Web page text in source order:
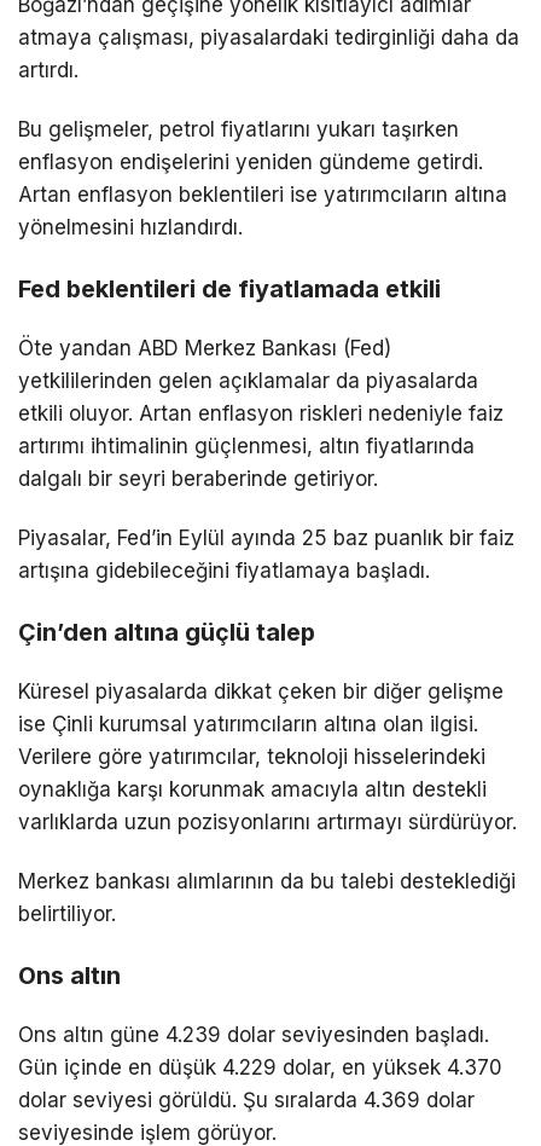
atmaya çalışması, piyasalardaki tedirginliği daha da
artırdı.
Bu gelişmeler, petrol fiyatlarını yukarı taşırken
enflasyon endişelerini yeniden gündeme getirdi.
Artan enflasyon beklentileri ise yatırımcıların altına
yönelmesini hızlandırdı.
Fed beklentileri de fiyatlamada etkili
Öte yandan ABD Merkez Bankası (Fed)
yetkililerinden gelen açıklamalar da piyasalarda
etkili oluyor. Artan enflasyon riskleri nedeniyle faiz
artırımı ihtimalinin güçlenmesi, altın fiyatlarında
dalgalı bir seyri beraberinde getiriyor.
Piyasalar, Fed’in Eylül ayında 25 baz puanlık bir faiz
artışına gidebileceğini fiyatlamaya başladı.
Çin’den altına güçlü talep
Küresel piyasalarda dikkat çeken bir diğer gelişme
ise Çinli kurumsal yatırımcıların altına olan ilgisi.
Verilere göre yatırımcılar, teknoloji hisselerindeki
oynaklığa karşı korunmak amacıyla altın destekli
varlıklarda uzun pozisyonlarını artırmayı sürdürüyor.
Merkez bankası alımlarının da bu talebi desteklediği
belirtiliyor.
Ons altın
Ons altın güne 4.239 dolar seviyesinden başladı.
Gün içinde en düşük 4.229 dolar, en yüksek 4.370
dolar seviyesi görüldü. Şu sıralarda 4.369 dolar
seviyesinde işlem görüyor.